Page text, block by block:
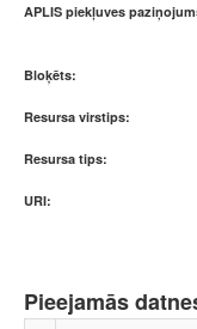
APLIS piekļuves
Bloķēts:
Resursa virstips:
Resursa tips:
URI:
Pieejamās